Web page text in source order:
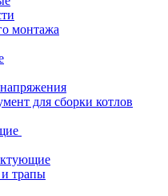
монтажа
для сборки котлов
трапы